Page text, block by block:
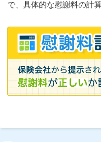
で、具体的な慰謝料の計